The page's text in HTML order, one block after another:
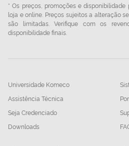
* Os preços, promoções e
loja e online. Preços sujeitos a alteração
são limitadas. Verifique com os
disponibilidade finais.
Universidade Komeco
Assistência Técnica
Seja Credenciado
Downloads